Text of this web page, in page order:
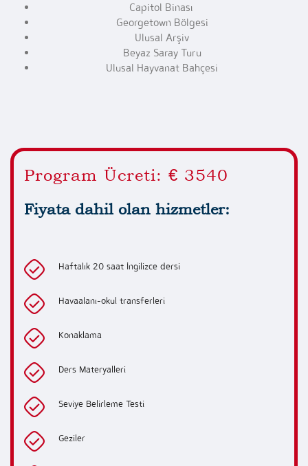
Capitol Binası
Georgetown Bölgesi
Ulusal Arşiv
Beyaz Saray Turu
Ulusal Hayvanat Bahçesi
Program Ücreti: € 3540
Fiyata dahil olan hizmetler:
Haftalık 20 saat İngilizce dersi
Havaalanı-okul transferleri
Konaklama
Ders Materyalleri
Seviye Belirleme Testi
Geziler